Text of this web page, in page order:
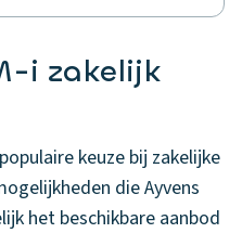
i zakelijk
keuze bij zakelijke
die Ayvens
het beschikbare aanbod